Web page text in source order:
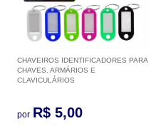
CHAVEIROS IDENTIFICADORES PARA
CHAVES. ARMÁRIOS E
CLAVICULÁRIOS
por R$ 5,00